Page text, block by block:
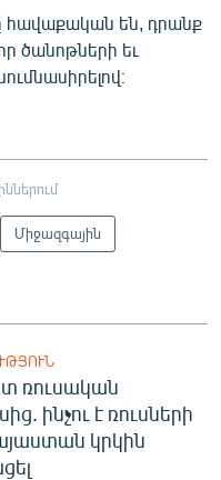
հավաքական են, դրանք
ծանոթների եւ
Միջազգային
ռուսական
ինչու է ռուսների
կրկին